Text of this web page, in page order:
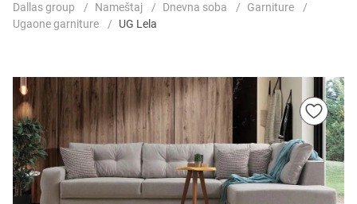
Dallas group Nameštaj Dnevna soba
Garniture
Ugaone garniture
UG Lela